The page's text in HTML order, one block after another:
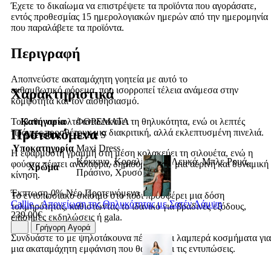
Έχετε το δικαίωμα να επιστρέψετε τα προϊόντα που αγοράσατε,
εντός προθεσμίας 15 ημερολογιακών ημερών από την ημερομηνία
που παραλάβετε τα προϊόντα.
Περιγραφή
Αποπνεύστε ακαταμάχητη γοητεία με αυτό το
εκθαμβωτικό φόρεμα, που ισορροπεί τέλεια ανάμεσα στην
κομψότητα και τον αισθησιασμό.
Το βαθύ ντεκολτέ αναδεικνύει τη θηλυκότητα, ενώ οι λεπτές
τιράντες προσθέτουν μια διακριτική, αλλά εκλεπτυσμένη πινελιά.
Η εφαρμοστή γραμμή στη μέση κολακεύει τη σιλουέτα, ενώ η
φούστα πέφτει ανάλαφρα, δημιουργώντας μια αέρινη και δυναμική
κίνηση.
Το εντυπωσιακό σκίσιμο στο πόδι προσφέρει μια δόση
τολμηρότητας, καθιστώντας το ιδανικό για βραδινές εξόδους,
επίσημες εκδηλώσεις ή gala.
Συνδυάστε το με ψηλοτάκουνα πέδιλα και λαμπερά κοσμήματα για
μια ακαταμάχητη εμφάνιση που θα κλέψει τις εντυπώσεις.
Χαρακτηριστικά
Κατηγορία
ΦΟΡΕΜΑΤΑ
Μέγεθος
L, M, S
Υποκατηγορία Maxi Dress
Χρώμα
Κόκκινο, Κοραλί, Λαδί, Λευκό, Μπλε Ρουά,
Πράσινο, Χρυσό
Προτεινόμενα
Έκπτωση-0% Νέο Προτεινόμενο
Callie - Απογείωση της Θηλυκότητας με Σατέν Λάμψη
239.00€
Γρήγορη Αγορά